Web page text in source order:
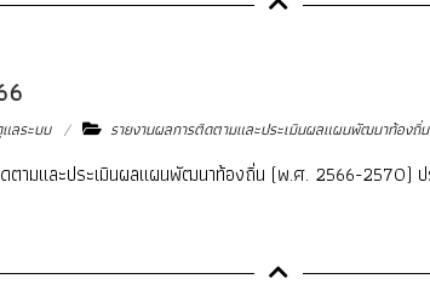
ลระบบ รายงานผลการติดตามและประเมินผลแผนพัฒนาท้องถิ่น
ดตามและประเมินผลแผนพัฒนาท้องถิ่น (พ.ศ. 2566-2570)